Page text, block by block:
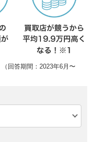
回答期間：2023年6月〜